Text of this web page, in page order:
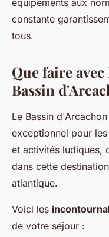
équipements aux
constante
tous.
Que faire
Bassin
Le Bassin
exceptionnel pour
et activités ludiques,
dans cette
atlantique.
Voici les
de votre séjour :